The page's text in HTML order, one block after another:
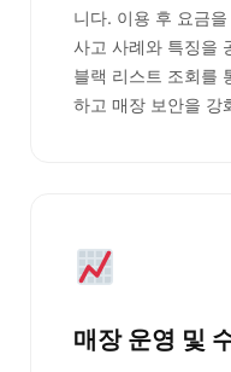
니다. 이용 후 요금
사고 사례와 특징을
블랙 리스트 조회를
하고 매장 보안을 강
매장 운영 및